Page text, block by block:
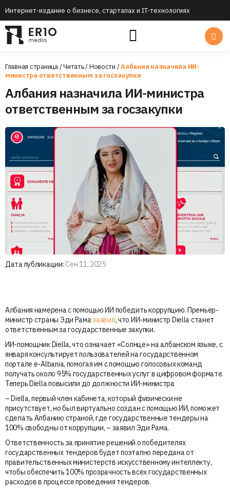
Интернет-издание о бизнесе, стартапах и IT-технологиях
Главная страница/Читать/Новости /Албания назначила ИИ-
министра ответственным за госзакупки
Албания назначила ИИ-министра
ответственным за госзакупки
Дата публикации: Сен 11, 2025
Албания намерена с помощью ИИ победить коррупцию. Премьер-
министр страны Эди Рамазаявил, что ИИ-министр Diella станет
ответственным за государственные закупки.
ИИ-помощник Diella, что означает «Солнце» на албанском языке, с
января консультирует пользователей на государственном
портале e-Albania, помогая им с помощью голосовых команд
получать около 95% государственных услуг в цифровом формате.
Теперь Diella повысили до должности ИИ-министра
– Diella, первый член кабинета, который физически не
присутствует, но был виртуально создан с помощью ИИ, поможет
сделать Албанию страной, где государственные тендеры на
100% свободны от коррупции, – заявил Эди Рама.
Ответственность за принятие решений о победителях
государственных тендеров будет поэтапно передана от
правительственных министерств искусственному интеллекту,
чтобы обеспечить 100% прозрачность всех государственных
расходов в процессе проведения тендеров.